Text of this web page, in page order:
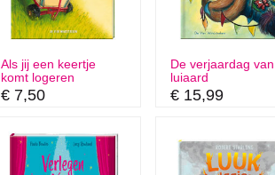
Als jij een keertje
komt logeren
€ 7,50
De verjaardag
luiaard
€ 15,99